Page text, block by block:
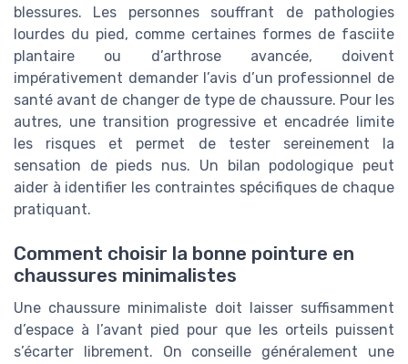
blessures. Les personnes souffrant de pathologies
lourdes du pied, comme certaines formes de fasciite
plantaire ou d’arthrose avancée, doivent
impérativement demander l’avis d’un professionnel de
santé avant de changer de type de chaussure. Pour les
autres, une transition progressive et encadrée limite
les risques et permet de tester sereinement la
sensation de pieds nus. Un bilan podologique peut
aider à identifier les contraintes spécifiques de chaque
pratiquant.
Comment choisir la bonne pointure en
chaussures minimalistes
Une chaussure minimaliste doit laisser suffisamment
d’espace à l’avant pied pour que les orteils puissent
s’écarter librement. On conseille généralement une